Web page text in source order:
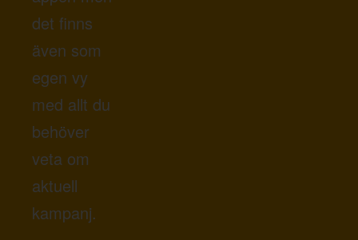
det finns
även som
egen vy
med allt du
behöver
veta om
aktuell
kampanj.